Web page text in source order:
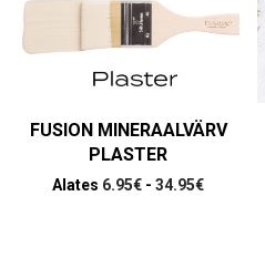
FUSION MINERAALVÄRV
PLASTER
Alates 6.95€ - 34.95€